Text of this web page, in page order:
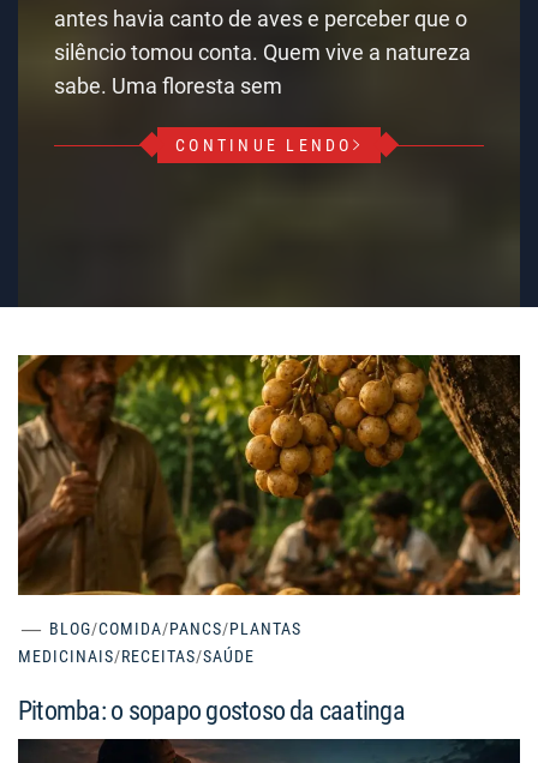
antes havia canto de aves e perceber que o
silêncio tomou conta. Quem vive a natureza
sabe. Uma floresta sem
CONTINUE LENDO
BLOG/COMIDA/PANCS/PLANTAS
MEDICINAIS/RECEITAS/SAÚDE
Pitomba: o sopapo gostoso da caatinga